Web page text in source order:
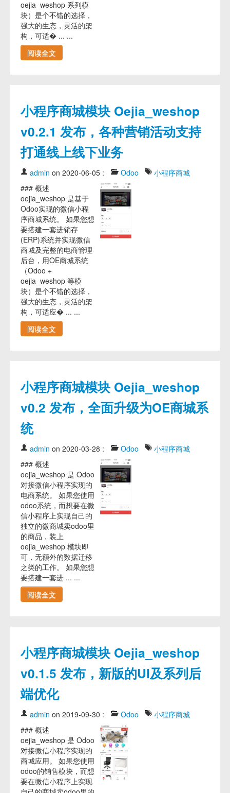
oejia_weshop 系列模
块）是个不错的选择，
强大的生态，灵活的架
构，可适� ... ...
阅读全文
小程序商城模块 Oejia_weshop
v0.2.1 发布，各种营销活动支持
打通线上线下业务
admin on 2020-06-05 : Odoo
小程序商城
### 概述
oejia_weshop 是基于
Odoo实现的微信小程
序商城系统。 如果您想
要搭建一套进销存
(ERP)系统并实现微信
商城及完整的电商管理
后台，用OE商城系统
（Odoo +
oejia_weshop 等模
块）是个不错的选择，
强大的生态，灵活的架
构，可适应� ... ...
阅读全文
小程序商城模块 Oejia_weshop
v0.2 发布，全面升级为OE商城系
统
admin on 2020-03-28 : Odoo
小程序商城
### 概述
oejia_weshop 是 Odoo
对接微信小程序实现的
电商系统。 如果您使用
odoo系统，而想要在微
信小程序上实现自己的
独立的微商城卖odoo里
的商品，装上
oejia_weshop 模块即
可，无额外的数据迁移
之类的工作。 如果您想
要搭建一套进 ... ...
阅读全文
小程序商城模块 Oejia_weshop
v0.1.5 发布，新版的UI及系列后
端优化
admin on 2019-09-30 : Odoo
小程序商城
### 概述
oejia_weshop 是 Odoo
对接微信小程序实现的
商城应用。 如果您使用
odoo的销售模块，而想
要在微信小程序上实现